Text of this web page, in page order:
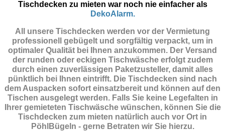
Tischdecken zu mieten war noch nie einfacher als
DekoAlarm.
All unsere Tischdecken werden vor der Vermietung
professionell gebügelt und sorgfältig verpackt, um in
optimaler Qualität bei Ihnen anzukommen. Der Versand
der runden oder eckigen Tischwäsche erfolgt zudem
durch einen zuverlässigen Paketzusteller, damit alles
pünktlich bei Ihnen eintrifft. Die Tischdecken sind nach
dem Auspacken sofort einsatzbereit und können auf den
Tischen ausgelegt werden. Falls Sie keine Legefalten in
Ihrer gemieteten Tischwäsche wünschen, können Sie die
Tischdecken zum mieten natürlich auch vor Ort in
PöhlBügeln - gerne Betraten wir Sie hierzu.